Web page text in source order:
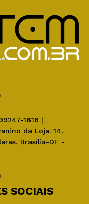
1616 |
da Loja. 14,
Brasília-DF -
SOCIAIS